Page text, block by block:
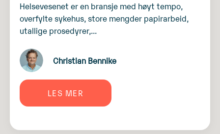
Helsevesenet er en bransje med høyt tempo,
overfylte sykehus, store mengder papirarbeid,
utallige prosedyrer,...
Christian Bennike
LES MER